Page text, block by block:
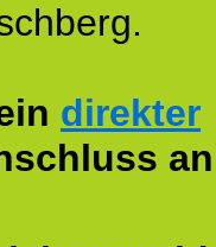
direkter